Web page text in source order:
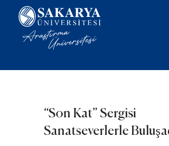
“Son Kat” Sergisi
Sanatseverlerle